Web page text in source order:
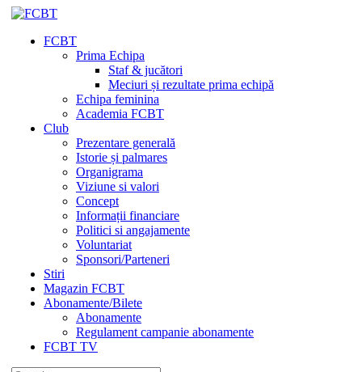
FCBT
Prima Echipa
Staf & jucători
Meciuri și rezultate prima echipă
Echipa feminina
Academia FCBT
Club
Prezentare generală
Istorie și palmares
Organigrama
Viziune si valori
Concept
Informații financiare
Politici si angajamente
Voluntariat
Sponsori/Parteneri
Stiri
Magazin FCBT
Abonamente/Bilete
Abonamente
Regulament campanie abonamente
FCBT TV